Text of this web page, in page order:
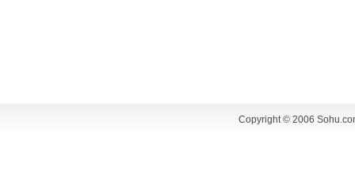
Copyright © 2006